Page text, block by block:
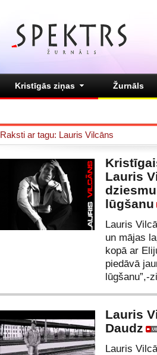
Kristīgās ziņas Žurnāls
Raksti ar tagu: Lauris Vilcāns
Lauris
lūgšanu
Lauris
un mājas
kopā ar
piedāvā
lūgšanu”,-
Lauris
Daudz
Lauris